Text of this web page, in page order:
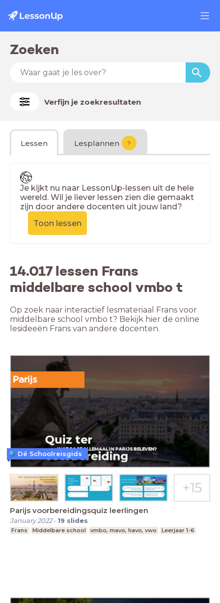
Zoeken
Verfijn je zoekresultaten
Lessen Lesplannen ?
Je kijkt nu naar LessonUp-lessen uit de hele
wereld. Wil je liever lessen zien die gemaakt
zijn door andere docenten uit jouw land?
Toon lessen
14.017 lessen Frans
middelbare school vmbo t
Op zoek naar interactief lesmateriaal Frans voor
middelbare school vmbo t? Bekijk hier de online
lesideeën Frans van andere docenten.
Parijs voorbereidingsquiz leerlingen
January 2022- 19 slides
Frans Middelbare school vmbo, mavo, havo, vwo Leerjaar 1-6
Dé Schoolreisgids